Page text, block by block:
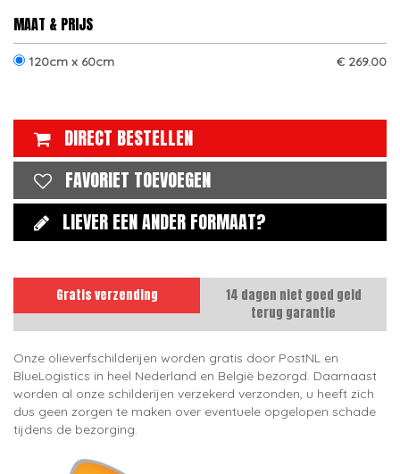
MAAT & PRIJS
120cm x 60cm € 269.00
DIRECT BESTELLEN
FAVORIET TOEVOEGEN
LIEVER EEN ANDER FORMAAT?
Gratis verzending
14 dagen niet goed geld
terug garantie
Onze olieverfschilderijen worden gratis door PostNL en
BlueLogistics in heel Nederland en België bezorgd. Daarnaast
worden al onze schilderijen verzekerd verzonden, u heeft zich
dus geen zorgen te maken over eventuele opgelopen schade
tijdens de bezorging.